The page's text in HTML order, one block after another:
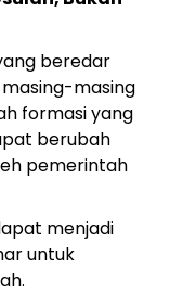
beredar
masing
formasi yang
berubah
pemerintah
menjadi
untuk